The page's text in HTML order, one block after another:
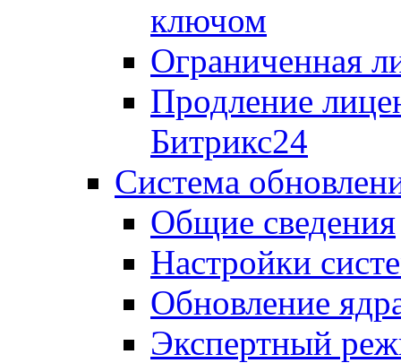
ключом
Ограниченная
Продление
Битрикс24
Система
Общие сведения
Настройки
Обновление
Экспертный